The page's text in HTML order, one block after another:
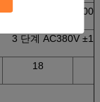
800*550*1250
3 단계 AC380V
18